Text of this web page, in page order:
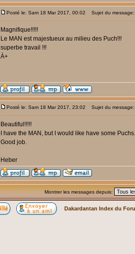
Posté le: Sam 18 Mar 2017, 00:02 Sujet du message:
Magnifique!!!!!
Le MAN est majestueux au milieu des Puch!!!
superbe travail !!!
À+
Posté le: Sam 18 Mar 2017, 23:02 Sujet du message:
Beautiful!!!!!
I have the MAN, but I would like have some Puchs.
Good job.
Heber
Montrer les messages depuis:
Dakardantan Index du